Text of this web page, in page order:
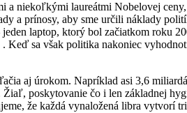
a niekoľkými laureátmi Nobelovej
a prínosy, aby sme určili náklady
laptop, ktorý bol začiatkom roku
sa však politika nakoniec
aj úrokom. Napríklad asi 3,6
poskytovanie čo i len základnej
že každá vynaložená libra vytvorí